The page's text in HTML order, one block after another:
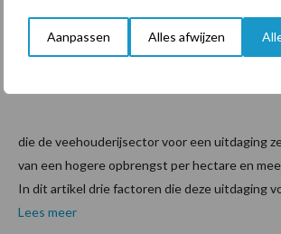
Aanpassen Alles afwijzen
die de veehouderijsector voor een uitdaging
van een hogere opbrengst per hectare en
In dit artikel drie factoren die deze uitdaging
Lees meer